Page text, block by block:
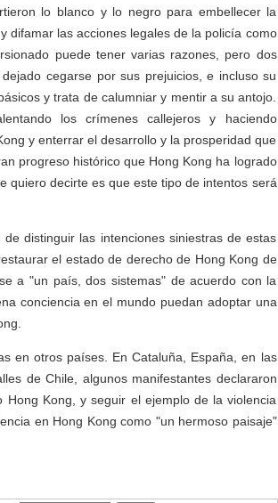
lo blanco y lo negro para embellecer la
difamar las acciones legales de la policía como
puede tener varias razones, pero dos
cegarse por sus prejuicios, e incluso su
y trata de calumniar y mentir a su antojo.
los crímenes callejeros y haciendo
y enterrar el desarrollo y la prosperidad que
progreso histórico que Hong Kong ha logrado
quiero decirte es que este tipo de intentos será
distinguir las intenciones siniestras de estas
el estado de derecho de Hong Kong de
a "un país, dos sistemas" de acuerdo con la
conciencia en el mundo puedan adoptar una
en otros países. En Cataluña, España, en las
de Chile, algunos manifestantes declararon
Kong, y seguir el ejemplo de la violencia
en Hong Kong como "un hermoso paisaje"